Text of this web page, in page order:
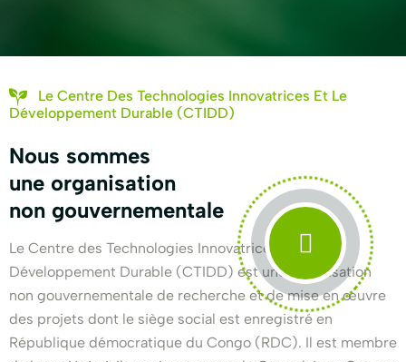
Le Centre Des Technologies Innovatrices Et Le
Développement Durable (CTIDD)
Nous sommes
une organisation
non gouvernementale
Le Centre des Technologies Innovatrices et le
Développement Durable (CTIDD) est une organisation
non gouvernementale de recherche et de mise en œuvre
des projets dont le siège social est enregistré en
République démocratique du Congo (RDC). Il est membre